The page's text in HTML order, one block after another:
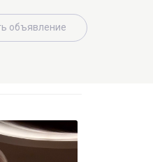
объявление